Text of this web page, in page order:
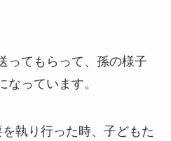
ってもらって、孫の様子
なっています。
執り行った時、子どもた